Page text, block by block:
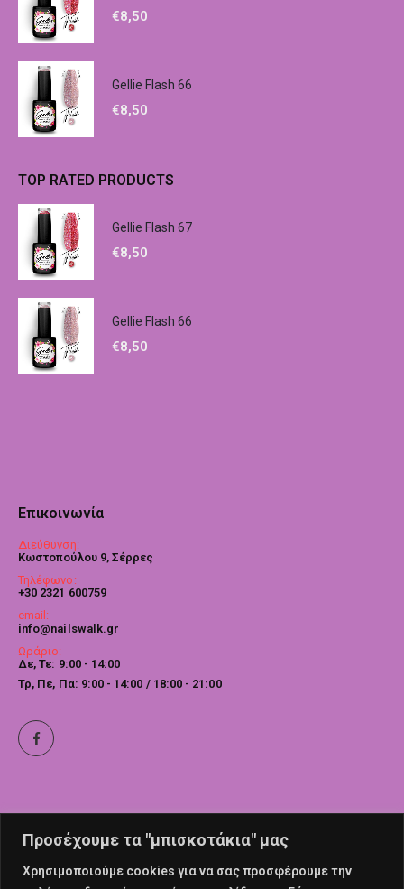
Προσέχουμε τα "μπισκοτάκια" μας
Χρησιμοποιούμε cookies για να σας προσφέρουμε την
€8,50
Gellie Flash 66
€8,50
TOP RATED PRODUCTS
Gellie Flash 67
€8,50
Gellie Flash 66
€8,50
Επικοινωνία
Διεύθυνση:
Κωστοπούλου 9, Σέρρες
Τηλέφωνο:
+30 2321 600759
email:
info@nailswalk.gr
Ωράριο:
Δε, Τε: 9:00 - 14:00
Τρ, Πε, Πα: 9:00 - 14:00 / 18:00 - 21:00